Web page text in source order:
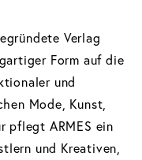
Verlag
Form auf die
und
Mode, Kunst,
pflegt ARMES ein
und Kreativen,